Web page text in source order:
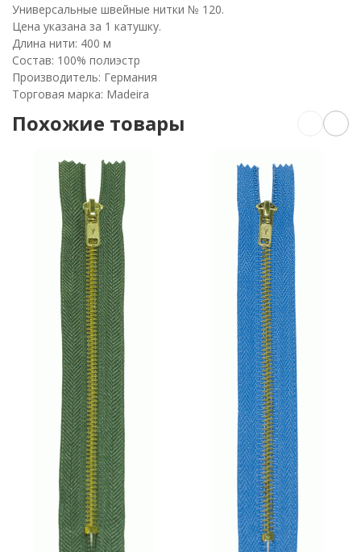
Универсальные швейные нитки № 120.
Цена указана за 1 катушку.
Длина нити: 400 м
Состав: 100% полиэстр
Производитель: Германия
Торговая марка: Madeira
Похожие товары